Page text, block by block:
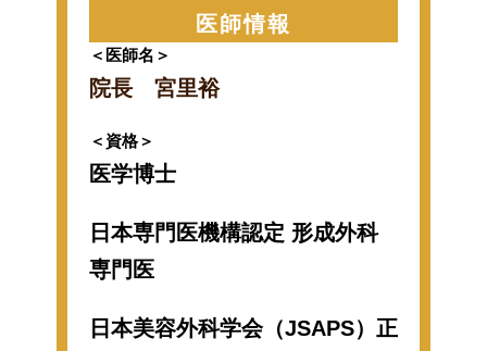
医師情報
＜医師名＞
院長 宮里裕
＜資格＞
医学博士
日本専門医機構認定 形成外科
専門医
日本美容外科学会（JSAPS）正